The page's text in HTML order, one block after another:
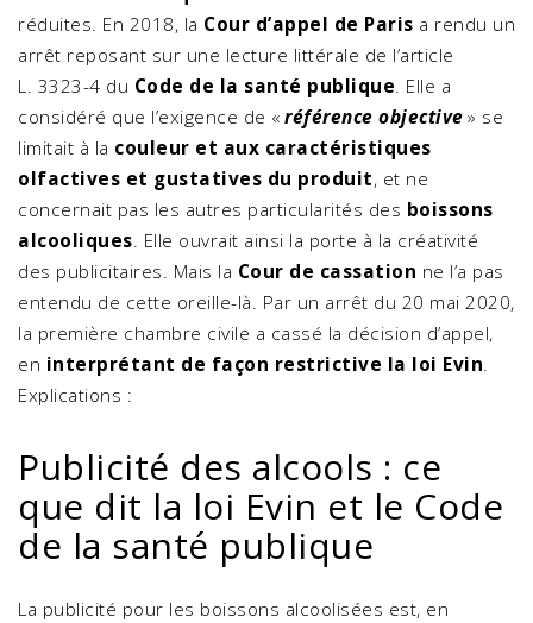
réduites. En 2018, la Cour d’appel de Paris a rendu un
arrêt reposant sur une lecture littérale de l’article
L. 3323-4 du Code de la santé publique. Elle a
considéré que l’exigence de «référence objective» se
limitait à la couleur et aux caractéristiques
olfactives et gustatives du produit, et ne
concernait pas les autres particularités des boissons
alcooliques. Elle ouvrait ainsi la porte à la créativité
des publicitaires. Mais la Cour de cassation ne l’a pas
entendu de cette oreille-là. Par un arrêt du 20 mai 2020,
la première chambre civile a cassé la décision d’appel,
en interprétant de façon restrictive la loi Evin.
Explications :
Publicité des alcools : ce
que dit la loi Evin et le Code
de la santé publique
La publicité pour les boissons alcoolisées est, en